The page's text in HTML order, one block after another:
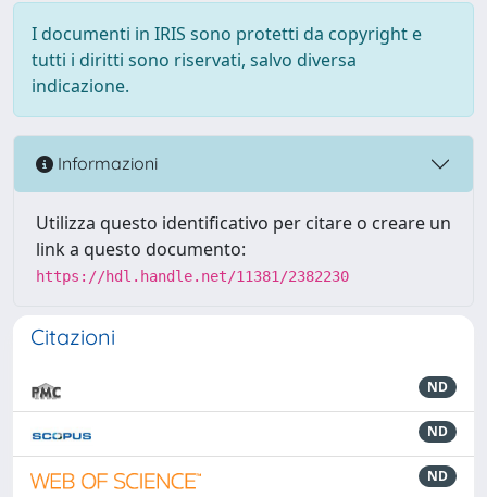
I documenti in IRIS sono protetti da copyright e
tutti i diritti sono riservati, salvo diversa
indicazione.
Informazioni
Utilizza questo identificativo per citare o creare un
link a questo documento:
https://hdl.handle.net/11381/2382230
Citazioni
ND
ND
ND